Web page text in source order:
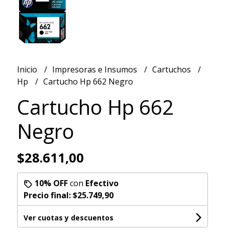
Inicio Impresoras e Insumos
Cartuchos
Hp
Cartucho Hp 662 Negro
Cartucho Hp 662
Negro
$28.611,00
10% OFFcon Efectivo
Precio final:$25.749,90
Ver cuotas y descuentos